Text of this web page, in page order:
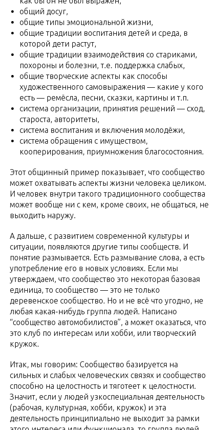
общий досуг,
общие типы эмоциональной жизни,
общие традиции воспитания детей и среда, в
которой дети растут,
общие традиции взаимодействия со стариками,
похороны и болезни, т.е. поддержка слабых,
общие творческие аспекты как способы
художественного самовыражения — какие у кого
есть — ремёсла, песни, сказки, картины и т.п.
система организации, принятия решений — сход,
староста, авторитеты,
система воспитания и включения молодёжи,
система обращения с имуществом,
кооперирования, приумножения благосостояния.
Этот общинный пример показывает, что сообщество
может охватывать аспекты жизни человека целиком.
И человек внутри такого традиционного сообщества
может вообще ни с кем, кроме своих, не общаться, не
выходить наружу.
А дальше, с развитием современной культуры и
ситуации, появляются другие типы сообществ. И
понятие размывается. Есть размывание слова, а есть
употребление его в новых условиях. Если мы
утверждаем, что сообщество это некоторая базовая
единица, то сообщество — это не только
деревенское сообщество. Но и не всё что угодно, не
любая какая-нибудь группа людей. Написано
“сообщество автомобилистов”, а может оказаться, что
это клуб по интересам или хобби, или творческий
кружок.
Итак, мы говорим: Сообщество базируется на
сильных и слабых человеческих связях и сообщество
способно на целостность и тяготеет к целостности.
Значит, если у людей узкоспециальная деятельность
(рабочая, культурная, хобби, кружок) и эта
деятельность принципиально не выходит за рамки